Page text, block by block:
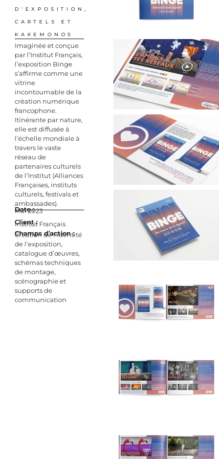
D'EXPOSITION,
CARTELS ET
KAKEMONOS
Imaginée et conçue
par l’Institut Français,
l’exposition Binge
s’affirme comme une
vitrine
incontournable de la
création numérique
francophone.
Itinérante par nature,
elle est diffusée à
l’échelle mondiale à
travers le vaste
réseau de
partenaires culturels
de l’Institut (Alliances
Françaises, instituts
culturels, festivals et
ambassades).
Date :
Mai 2023
Client :
Institut Français
Champs d’action :
Création de l’identité
de l’exposition,
catalogue d’œuvres,
schémas techniques
de montage,
scénographie et
supports de
communication